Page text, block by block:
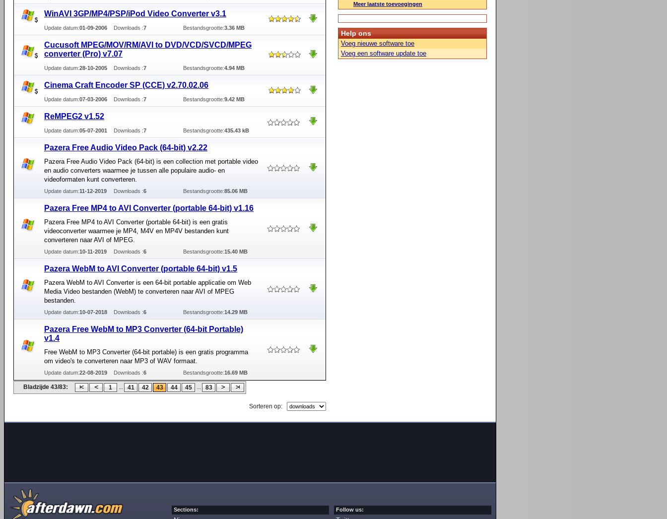
WinAVI 3GP/MP4/PSP/iPod Video Converter v3.1
Update datum:01-09-2006 Downloads :7 Bestandsgrootte:3.36 MB
Cucusoft MPEG/MOV/RM/AVI to DVD/VCD/SVCD/MPEG
converter (Pro) v7.07
Update datum:28-10-2005 Downloads :7 Bestandsgrootte:4.94 MB
Cinema Craft Encoder SP (CCE) v2.70.02.06
Update datum:07-03-2006 Downloads :7 Bestandsgrootte:9.42 MB
ReMPEG2 v1.52
Update datum:05-07-2001 Downloads :7 Bestandsgrootte:435.43 kB
Pazera Free Audio Video Pack (64-bit) v2.22
Pazera Free Audio Video Pack (64-bit) is een collection met portable video
en audio converters waarmee je tussen alle populaire audio- en
videoformaten kunt converteren.
Update datum:11-12-2019 Downloads :6 Bestandsgrootte:85.06 MB
Pazera Free MP4 to AVI Converter (portable 64-bit) v1.16
Pazera Free MP4 to AVI Converter (portable 64-bit) is een gratis
videoconverter waarmee je MP4, M4V en MP4V bestanden kunt
converteren naar AVI of MPEG.
Update datum:10-11-2019 Downloads :6 Bestandsgrootte:15.40 MB
Pazera WebM to AVI Converter (portable 64-bit) v1.5
Pazera WebM to AVI Converter is een 64-bit portable applicatie om Web
Media Video bestanden (WebM) te converteren naar AVI of MPEG
bestanden.
Update datum:10-07-2018 Downloads :6 Bestandsgrootte:14.29 MB
Pazera Free WebM to MP3 Converter (64-bit Portable)
v1.4
Free WebM to MP3 Converter (64-bit portable) is een gratis programma
om video's te converteren naar MP3 of WAV formaat.
Update datum:22-08-2019 Downloads :6 Bestandsgrootte:16.69 MB
Bladzijde 43/83: 1 ... 41 42 43 44 45 ... 83
Sorteren op:
Meer laatste toevoegingen
Help ons
Voeg nieuwe software toe
Voeg een software update toe
Sections: Follow us: